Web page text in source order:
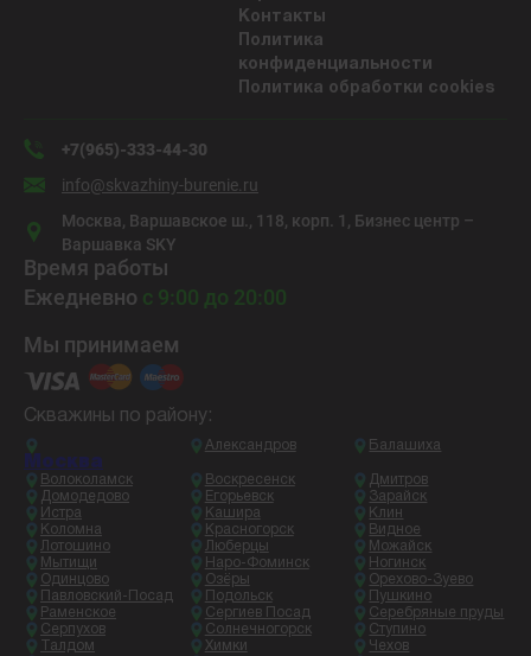
Контакты
Политика
конфиденциальности
Политика обработки cookies
+7(965)-333-44-30
info@skvazhiny-burenie.ru
Москва, Варшавское ш., 118, корп. 1, Бизнес центр –
Варшавка SKY
Время работы
Ежедневно с 9:00 до 20:00
Мы принимаем
Скважины по району:
Москва
Александров Балашиха
Волоколамск Воскресенск
Дмитров
Домодедово
Егорьевск
Зарайск
Истра
Кашира
Клин
Коломна
Красногорск
Видное
Лотошино
Люберцы
Можайск
Мытищи
Наро-Фоминск
Ногинск
Одинцово
Озёры
Орехово-Зуево
Павловский-Посад
Подольск
Пушкино
Раменское
Сергиев Посад
Серебряные пруды
Серпухов
Солнечногорск
Ступино
Талдом
Химки Чехов